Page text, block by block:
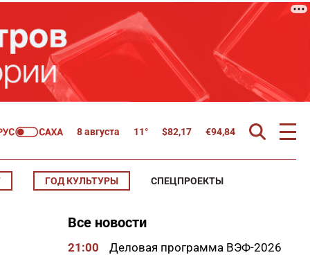
8 августа 11° $82,17 €94,84
ГОД КУЛЬТУРЫ СПЕЦПРОЕКТЫ
Все новости
21:00
Деловая программа ВЭФ-2026